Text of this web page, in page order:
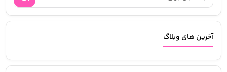
آخرین های وبلاگ